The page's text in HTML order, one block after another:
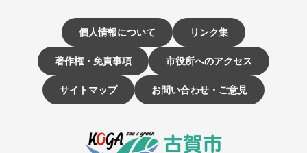
個人情報について リンク集
著作権・免責事項 市役所へのアクセス
サイトマップ お問い合わせ・ご意見